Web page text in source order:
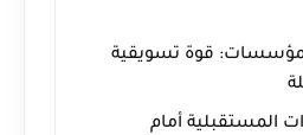
قوة تسويقية
المستقبلية أمام